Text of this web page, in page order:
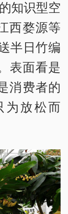
知识型空
西婺源等
半日竹编
表面看是
消费者的
放松而